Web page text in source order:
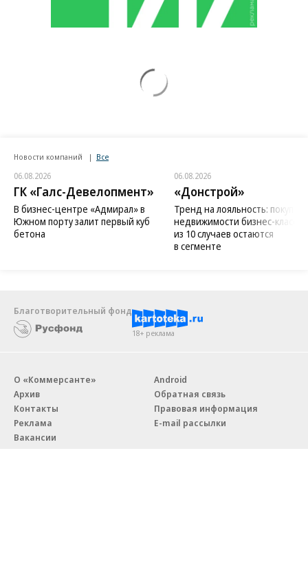
Новости компаний Все
06.08.2026
ГК «Галс-Девелопмент»
В бизнес-центре «Адмирал» в
Южном порту залит первый куб
бетона
06.08.2026
«Донстрой»
Тренд на лояльность:
недвижимости бизнес-класса
из 10 случаев остаются
в сегменте
Благотворительный фонд
18+ реклама
О «Коммерсанте»
Архив
Контакты
Реклама
Вакансии
Android
Обратная связь
Правовая информация
E-mail рассылки